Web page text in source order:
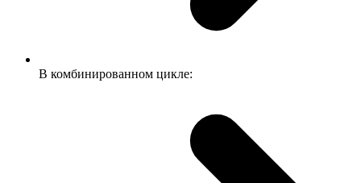
В комбинированном цикле: